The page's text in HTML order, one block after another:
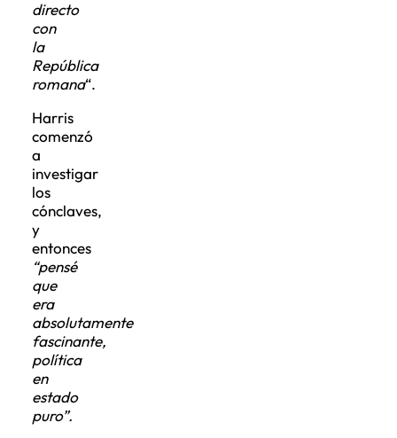
directo
con
la
República
romana“.
Harris
comenzó
a
investigar
los
cónclaves,
y
entonces
“pensé
que
era
absolutamente
fascinante,
política
en
estado
puro”.